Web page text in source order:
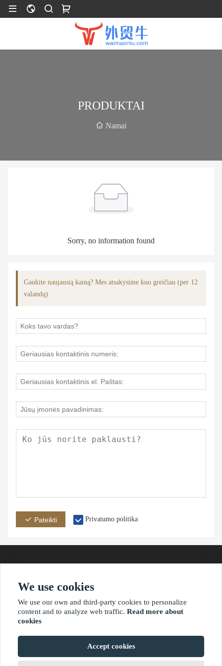
PRODUKTAI
Namai
Sorry, no information found
Gaukite naujausią kainą? Mes atsakysime kuo greičiau (per 12
valandų)
Pateikti Privatumo politika
adresas
?2021 waimaoniu.net
We use cookies
We use our own and third-party cookies to personalize
content and to analyze web traffic. Read more about
cookies
Accept cookies